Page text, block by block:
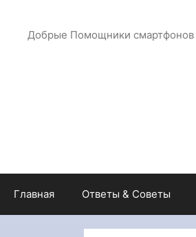
Добрые Помощники смартфонов
Главная Ответы & Советы